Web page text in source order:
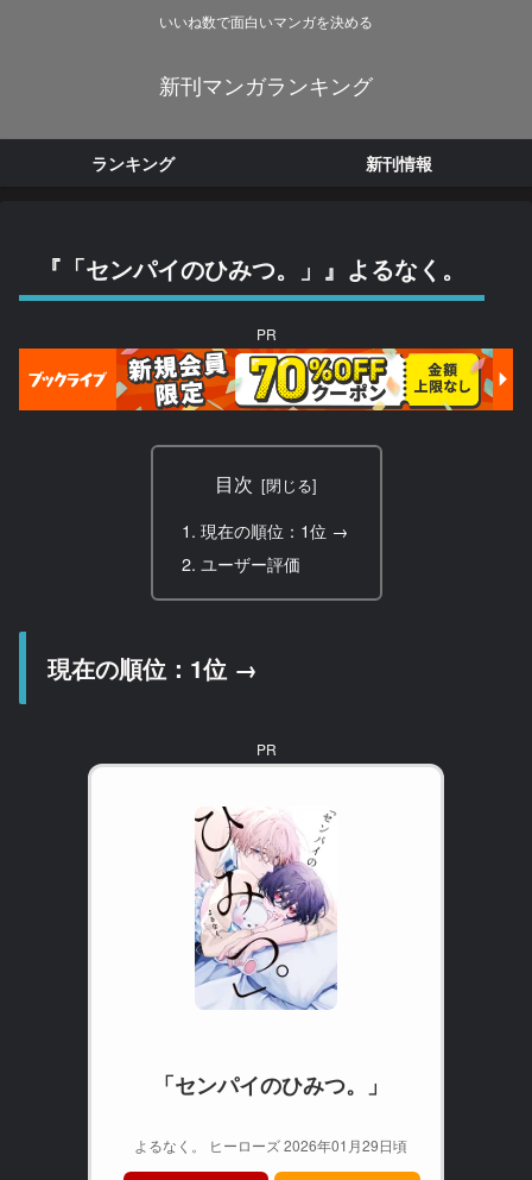
いいね数で面白いマンガを決める
新刊マンガランキング
ランキング 新刊情報
『「センパイのひみつ。」』よるなく。
PR
目次
現在の順位：1位 →
ユーザー評価
現在の順位：1位 →
PR
「センパイのひみつ。」
よるなく。 ヒーローズ 2026年01月29日頃